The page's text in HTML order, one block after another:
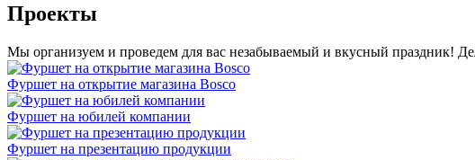
Проекты
Мы организуем и проведем для вас незабываемый и вкусный праздник!
Фуршет на открытие магазина Bosco
Фуршет на юбилей компании
Фуршет на презентацию продукции